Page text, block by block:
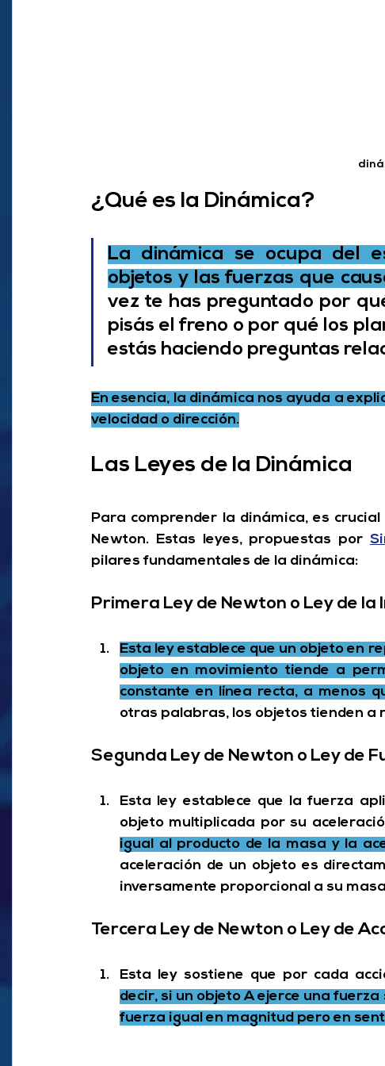
¿Qué es la Dinámica?
La dinámica se ocupa del
objetos y las fuerzas que
vez te has preguntado por
pisás el freno o por qué los
estás haciendo preguntas
En esencia, la dinámica nos ayuda a
velocidad o dirección.
Las Leyes de la Dinámica
Para comprender la dinámica, es
Newton. Estas leyes, propuestas por
pilares fundamentales de la dinámica:
Primera Ley de Newton o Ley de la
Esta ley establece que un objeto en
objeto en movimiento tiende a
constante en línea recta, a menos
otras palabras, los objetos tienden a
Segunda Ley de Newton o Ley de
Esta ley establece que la fuerza
objeto multiplicada por su
igual al producto de la masa y la
aceleración de un objeto es
inversamente proporcional a su
Tercera Ley de Newton o Ley de
Esta ley sostiene que por cada
decir, si un objeto A ejerce una
fuerza igual en magnitud pero en